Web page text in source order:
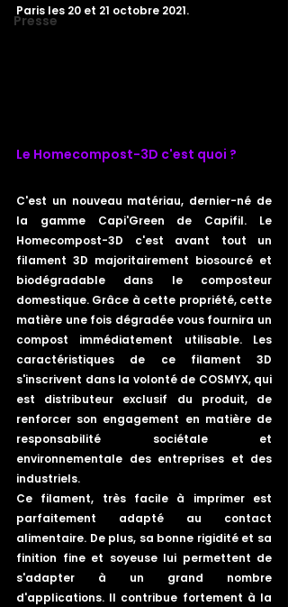
Presse
Paris les 20 et 21 octobre 2021.
Le Homecompost-3D c'est quoi ?
C'est un nouveau matériau, dernier-né de
la gamme Capi'Green de Capifil. Le
Homecompost-3D c'est avant tout un
filament 3D majoritairement biosourcé et
biodégradable dans le composteur
domestique. Grâce à cette propriété, cette
matière une fois dégradée vous fournira un
compost immédiatement utilisable. Les
caractéristiques de ce filament 3D
s'inscrivent dans la volonté de COSMYX, qui
est distributeur exclusif du produit, de
renforcer son engagement en matière de
responsabilité sociétale et
environnementale des entreprises et des
industriels.
Ce filament, très facile à imprimer est
parfaitement adapté au contact
alimentaire. De plus, sa bonne rigidité et sa
finition fine et soyeuse lui permettent de
s'adapter à un grand nombre
d'applications. Il contribue fortement à la